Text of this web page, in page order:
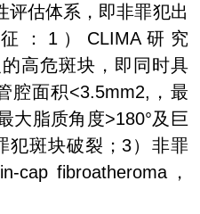
评估体系，即非罪犯出
： 1 ） CLIMA研究
的高危斑块，即同时具
腔面积<3.5mm2, ，最
大脂质角度>180°及巨
犯斑块破裂；3）非罪
cap fibroatheroma，